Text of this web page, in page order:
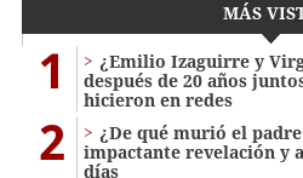
MÁS
1
¿Emilio Izaguirre y
después de 20 años
hicieron en redes
2
¿De qué murió el
impactante revelación y
días